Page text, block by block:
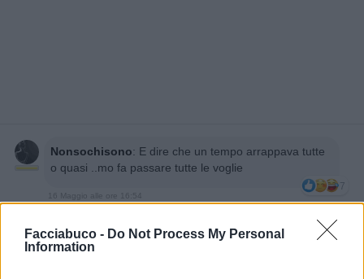
Facciabuco - Do Not Process My Personal
Information
Nonsochisono: E dire che un tempo arrappava tutte
o quasi ..mo fa passare tutte le voglie
7
16 Maggio alle ore 16:54
hamilton89